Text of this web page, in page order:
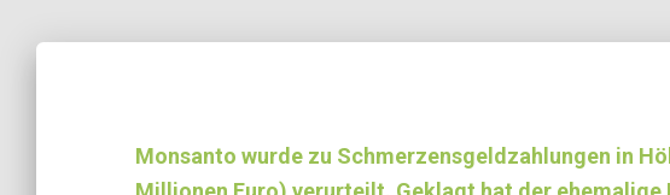
Monsanto wurde zu Schmerzensgeldzahlungen in